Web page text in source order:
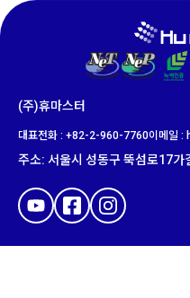
(주)휴마스터
대표전화 : +82-2-960-7760이메일
주소: 서울시 성동구 뚝섬로17가